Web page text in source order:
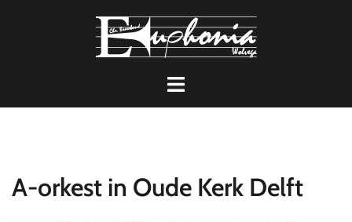
Toggle
A-orkest in Oude Kerk Delft